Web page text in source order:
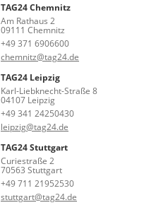
TAG24 Chemnitz
Am Rathaus 2
09111 Chemnitz
+49 371 6906600
chemnitz@tag24.de
TAG24 Leipzig
Karl-Liebknecht-Straße 8
04107 Leipzig
+49 341 24250430
leipzig@tag24.de
TAG24 Stuttgart
Curiestraße 2
70563 Stuttgart
+49 711 21952530
stuttgart@tag24.de